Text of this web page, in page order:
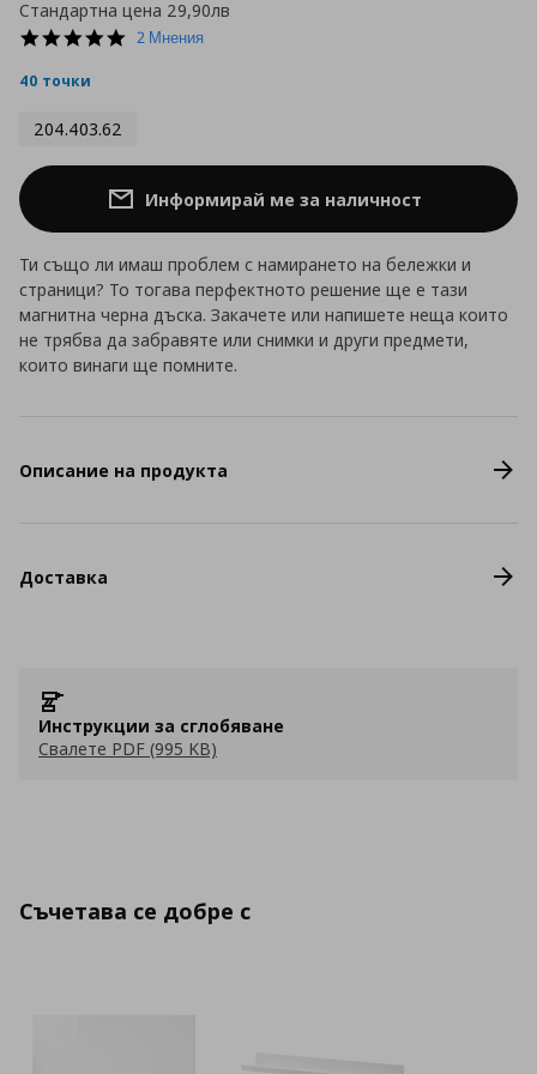
Стандартна цена 29,90лв
5.0
2 Мнения
40 точки
204.403.62
Информирай ме за наличност
Ти също ли имаш проблем с намирането на бележки и
страници? То тогава перфектното решение ще е тази
магнитна черна дъска. Закачете или напишете неща които
не трябва да забравяте или снимки и други предмети,
които винаги ще помните.
Описание на продукта
Доставка
Инструкции за сглобяване
Свалете PDF (995 KB)
Съчетава се добре с